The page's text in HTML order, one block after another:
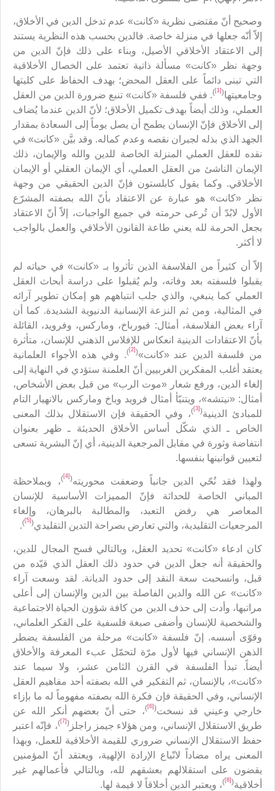
وصحيح أنّ مقتضى نظرية «كانت» عدم تدخل الدين في الأخلاق،
إلاّ أنّه جعلها في منزلة خاصة. فالدين بحسب هذه النظرية يستند
إلى الاعتقاد الأخلاقي الأصيل، وبناء على ذلك فإنّ الدين من
وجهة نظر «كانت» مسألة ذاتية تعتمد على الخصال الأخلاقية
التي تبنى دائماً على العقل المحض؛ بهدف الحفاظ على كليتها
وجامعيتها(
[1]
). ففي فلسفة «كانت» تنبع ضرورة الدين من العقل
العملي، وذلك أيضاً بهدف تكميل الأخلاق؛ لأنّ الدين عندما يُضاف
إلى الأخلاق فإنّ الإنسان يطمح أن يصل يوماً إلى السعادة بمقدار
الجهد الذي بذله لجبران نقصه وعدم كماله. وقد بيَّن «كانت» في
نقده للعقل العملي المنزلة الخاصة للدين والله والإيمان، ذلك
الإيمان الناشئ من العقل العملي، أي الإيمان العقلي أو الإيمان
الأخلاقي. وكما يقول كابلستون فإنّ الدين الحقيقي من وجهة
نظر «كانت» هو عبارة عن الاعتقاد بأنّ الله بصفته المشرّع
الأول لابُدّ أن تُرعى حرمته في جميع الواجبات، إلاّ أنّ الاعتقاد
بجعل الحرمة لله يعني طاعة القانون الأخلاقي والعمل بالواجب
لا أكثر.
إلاّ أن كثيراً من الفلاسفة الذين تأثروا بـ «كانت» في حياته لم
يقبلوا فلسفته بعد وفاته، ولم يُقبلوا على دراسة أبحاث العقل
العملي كما ينبغي، والذي جلب انتباههم هو إمكان تطوير آرائه
في المثالية، ومن ثم النزعة الإنسانية الدنيوية الشديدة. كما أن
آراء بعض الفلاسفة، أمثال: فيورباخ، وماركس، وفرويد، القائلة
بأنّ الاعتقادات الدينية انعكاس للإفلاس الذهني للإنسان، متأثرة
من فلسفة الدين عند «كانت»(
[2]
). وفي هذه الأجواء العلمانية
يعتقد أغلب المفكرين الغربيين أنّ العلمنة ستؤدي في النهاية إلى
إلغاء الدين، ورفع شعار «موت الرب» من قبل بعض الأشخاص،
أمثال: «نيتشه»، ويتنبّأ أمثال فرويد وباخ وماركس بالانهيار التام
للمبادئ الدينية(
[3]
)، وفي الحقيقة فإن الاستقلال بذلك المعنى
الخاص ـ الذي شكّل أساس الأخلاق الحديثة ـ ظهر بعنوان
انتفاضة وثورة في مقابل المرجعية الدينية، أي إنّ البشرية تسعى
لتعيين قوانينها بنفسها.
ولهذا فقد نُحّي الدين جانباً وضعفت محوريته(
[4]
)، وبملاحظة
المباني الخاصة للحداثة فإنّ المميزات الأساسية للإنسان
المعاصر هي رفض التعبد، والمطالبة بالبرهان، وإلغاء
المرجعيات التقليدية، والتي تعارض بصراحة التدين التقليدي(
[5]
)
.
كان ادعاء «كانت» تحديد العقل، وبالتالي فسح المجال للدين،
والحقيقة أنه جعل الدين في حدود ذلك العقل الذي قيّده من
قبل، وانسحبت سعة النقد إلى حدود الديانة. لقد وسعت آراء
«كانت» عن الله والدين الفاصلة بين الدين والإنسان إلى أعلى
مراتبها، وأدت إلى حذف الدين من كافة شؤون الحياة الاجتماعية
والشخصية للإنسان وأضفى صبغة فلسفية على الفكر العلماني،
وقوّى أسسه. إنّ فلسفة «كانت» مرحلة من الفلسفة يضطر
الذهن الإنساني فيها لأول مرّة لتحمّل عبء المعرفة والأخلاق
أيضاً. تبدأ الفلسفة في القرن الثامن عشر، ولا سيما عند
«كانت»، بالإنسان، ثم التفكير في الله بصفته أحد مفاهيم العقل
الإنساني، وفي الحقيقة فإن فكرة الله بصفته مفهوماً له ما بإزاء
خارجي وعيني قد نسخت(
[6]
)، حتى أنّ بعضهم أنكر الله عن
طريق الاستقلال الإنساني، ومن هؤلاء جيمز راجلز(
[7]
)، فإنّه اعتبر
حفظ الاستقلال الإنساني ضروري للقيمة الأخلاقية للعمل، وبهذا
المعنى يراه مضاداً لاتّباع الإرادة الإلهية، ويعتقد أنّ المؤمنين
يقضون على استقلالهم بعشقهم لله، وبالتالي فأعمالهم غير
أخلاقية(
[8]
)، ويعتبر الدين أخلاقاً لا قيمة لها.